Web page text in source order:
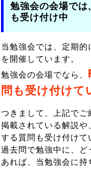
勉強会の会場では
も受け付け中
当勉強会では、定期
を開催しています。
勉強会の会場でなら、
問も受け付けて
つきまして、上記で
掲載されている解説
する質問も受け付けて
過去問で勉強中に、
あれば、当勉強会に持